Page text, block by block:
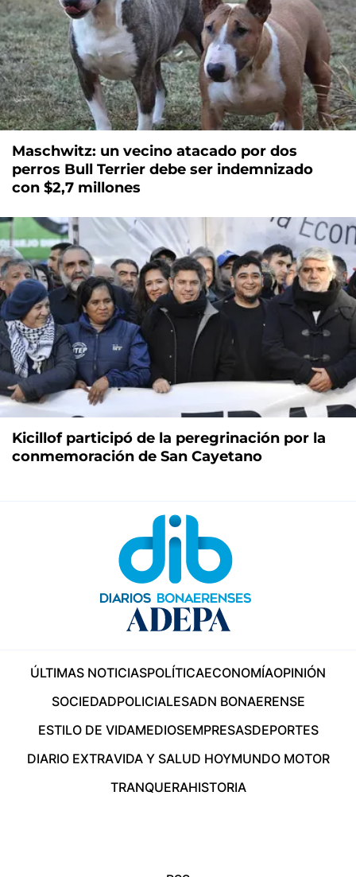
Maschwitz: un vecino atacado por dos
perros Bull Terrier debe ser indemnizado
con $2,7 millones
Kicillof participó de la peregrinación por la
conmemoración de San Cayetano
ÚLTIMAS NOTICIASPOLÍTICAECONOMÍAOPINIÓN
SOCIEDADPOLICIALESADN BONAERENSE
ESTILO DE VIDAMEDIOSEMPRESASDEPORTES
DIARIO EXTRAVIDA Y SALUD HOYMUNDO MOTOR
TRANQUERAHISTORIA